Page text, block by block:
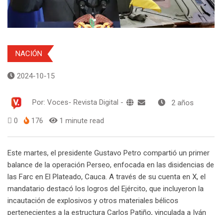
NACIÓN
2024-10-15
Por: Voces- Revista Digital - 2 años
0 176 1 minute read
Este martes, el presidente Gustavo Petro compartió un primer
balance de la operación Perseo, enfocada en las disidencias de
las Farc en El Plateado, Cauca. A través de su cuenta en X, el
mandatario destacó los logros del Ejército, que incluyeron la
incautación de explosivos y otros materiales bélicos
pertenecientes a la estructura Carlos Patiño, vinculada a Iván